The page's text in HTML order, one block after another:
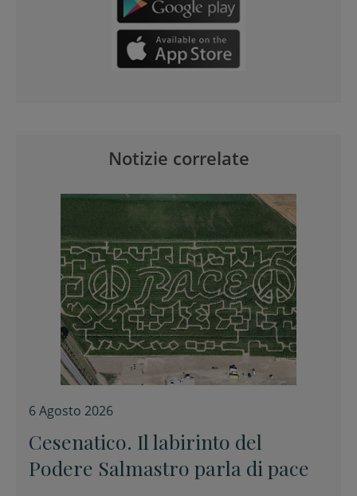
Notizie correlate
6 Agosto 2026
Cesenatico. Il labirinto del
Podere Salmastro parla di pace